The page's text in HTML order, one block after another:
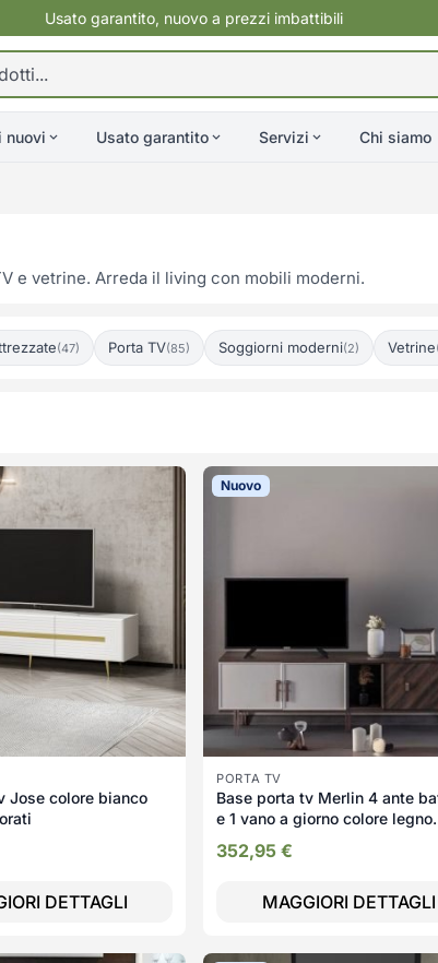
Usato garantito, nuovo a prezzi imbattibili
nuovi Usato garantito Servizi Chi siamo
e vetrine. Arreda il living con mobili moderni.
(47) Porta TV(85) Soggiorni moderni(2) Vetrine
Jose colore bianco
DETTAGLI
Nuovo
PORTA TV
Base porta tv Merlin 4 ante
e 1 vano a giorno colore legno
352,95€
MAGGIORI DETTAGLI